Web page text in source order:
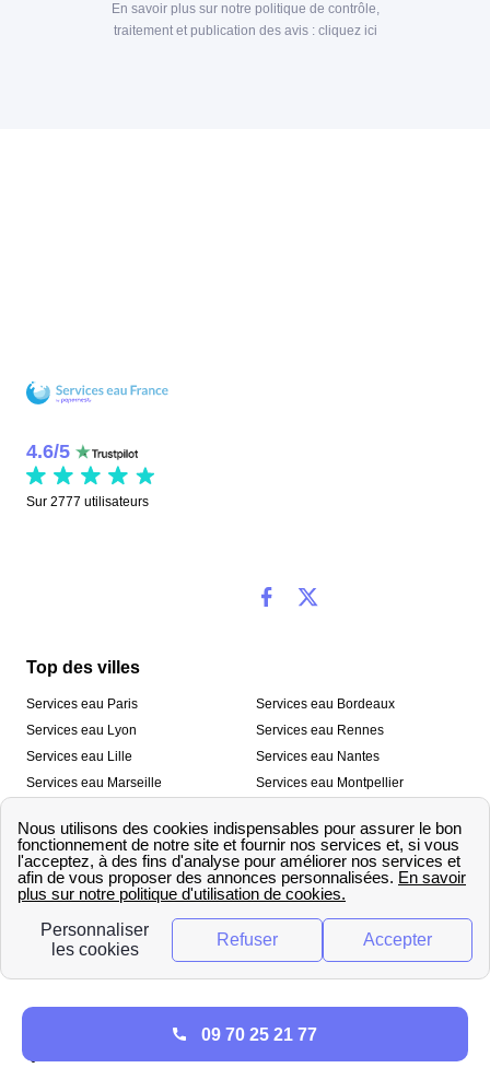
En savoir plus sur notre politique de contrôle,
traitement et publication des avis : cliquez ici
4.6/5
Sur 2777 utilisateurs
Top des villes
Services eau Paris
Services eau Lyon
Services eau Lille
Services eau Marseille
Services eau Toulon
Services eau Bordeaux
Services eau Rennes
Services eau Nantes
Services eau Montpellier
Services eau Strasbourg
Nos outils
🛁 Simulateur consommation eau
💧 Comparer les fournisseurs
d’eau
Qui sommes-nous ?
09 70 25 21 77